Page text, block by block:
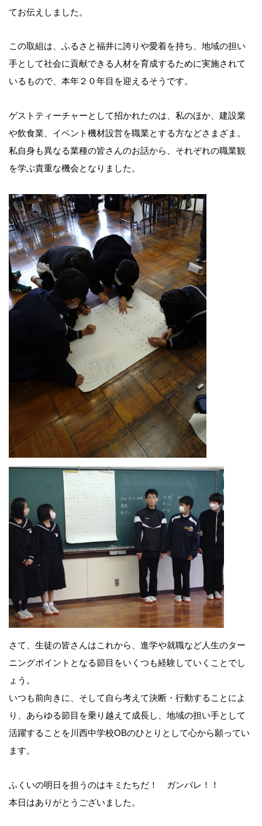
てお伝えしました。
この取組は、ふるさと福井に誇りや愛着を持ち、地域の担い
手として社会に貢献できる人材を育成するために実施されて
いるもので、本年２０年目を迎えるそうです。
ゲストティーチャーとして招かれたのは、私のほか、建設業
や飲食業、イベント機材設営を職業とする方などさまざま。
私自身も異なる業種の皆さんのお話から、それぞれの職業観
を学ぶ貴重な機会となりました。
さて、生徒の皆さんはこれから、進学や就職など人生のター
ニングポイントとなる節目をいくつも経験していくことでし
ょう。
いつも前向きに、そして自ら考えて決断・行動することによ
り、あらゆる節目を乗り越えて成長し、地域の担い手として
活躍することを川西中学校OBのひとりとして心から願ってい
ます。
ふくいの明日を担うのはキミたちだ！ ガンバレ！！
本日はありがとうございました。
前
後
の
記